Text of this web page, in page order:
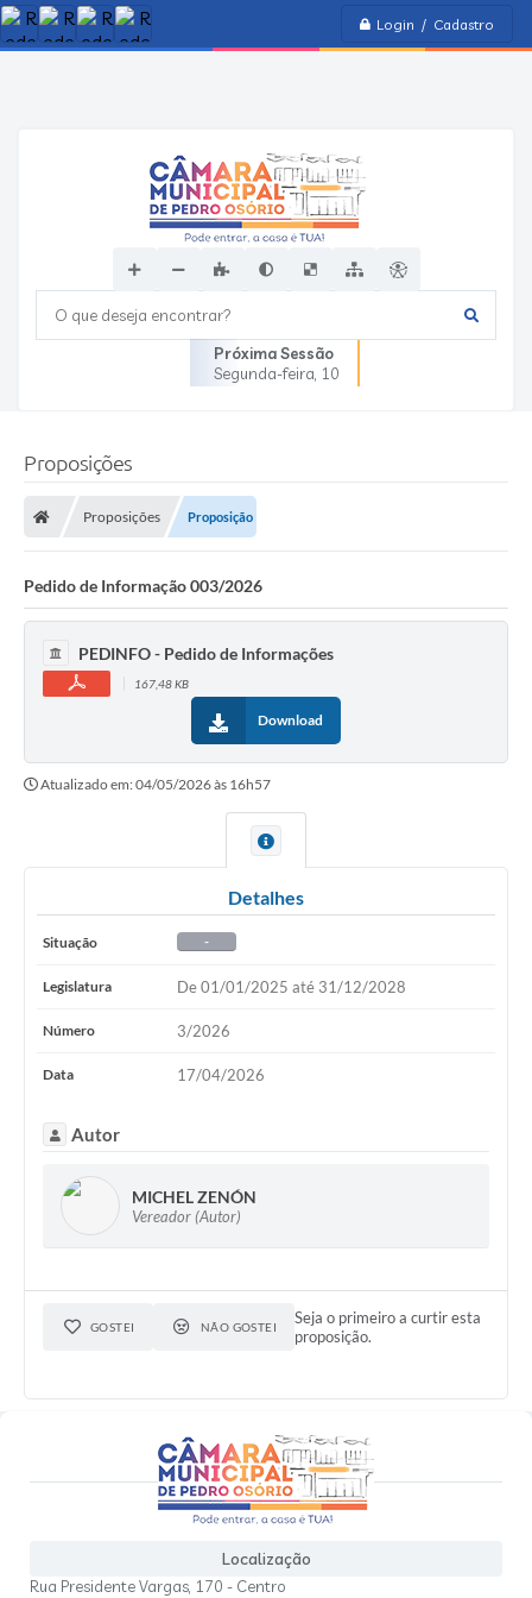
Login / Cadastro
O que deseja encontrar?
Próxima Sessão
Segunda-feira 10
Proposições
Proposições Proposição
Pedido de Informação 003/2026
PEDINFO - Pedido de Informações
167,48 KB
Download
Atualizado em: 04/05/2026 às 16h57
Detalhes
Situação -
Legislatura De 01/01/2025 até 31/12/2028
Número 3/2026
Data 17/04/2026
Autor
MICHEL ZENÓN
Vereador (Autor)
GOSTEI NÃO GOSTEI
Seja o primeiro a curtir esta
proposição.
Localização
Rua Presidente Vargas, 170 - Centro